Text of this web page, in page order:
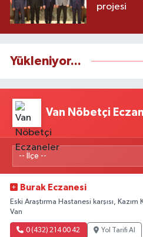
projesi
Yükleniyor...
Van Nöbetçi
Burak Eczanesi
Eski Araştırma Hastanesi karşısı,
Van
0 (432) 214 00 42 Yol Tarifi Al